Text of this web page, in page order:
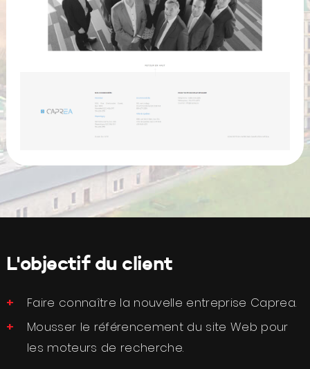
L'objectif du client
Faire connaître la nouvelle entreprise Caprea.
Mousser le référencement du site Web pour
les moteurs de recherche.